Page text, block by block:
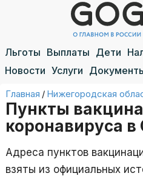
Льготы Выплаты Дети
Новости Услуги
Главная / Нижегородская
Пункты
коронавируса в
Адреса пунктов
взяты из официальных